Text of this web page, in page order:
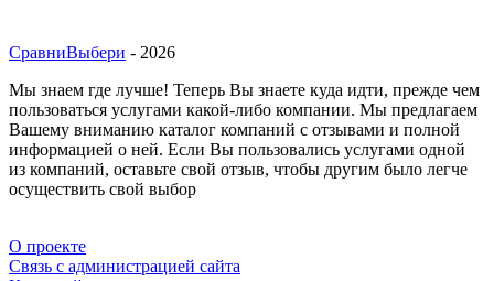
СравниВыбери - 2026
Мы знаем где лучше! Теперь Вы знаете куда идти, прежде чем
пользоваться услугами какой-либо компании. Мы предлагаем
Вашему вниманию каталог компаний с отзывами и полной
информацией о ней. Если Вы пользовались услугами одной
из компаний, оставьте свой отзыв, чтобы другим было легче
осуществить свой выбор
О проекте
Связь с администрацией сайта